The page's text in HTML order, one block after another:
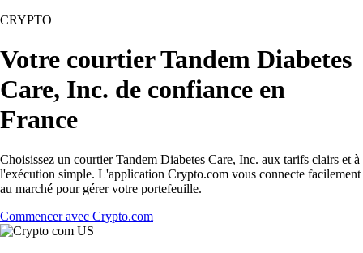
CRYPTO
Votre courtier Tandem Diabetes
Care, Inc. de confiance en
France
Choisissez un courtier Tandem Diabetes Care, Inc. aux tarifs clairs et à
l'exécution simple. L'application Crypto.com vous connecte facilement
au marché pour gérer votre portefeuille.
Commencer avec Crypto.com